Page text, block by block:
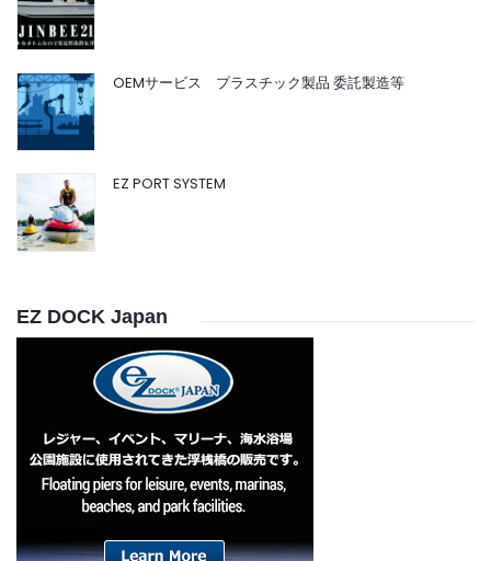
OEMサービス プラスチック製品 委託製造等
EZ PORT SYSTEM
EZ DOCK Japan